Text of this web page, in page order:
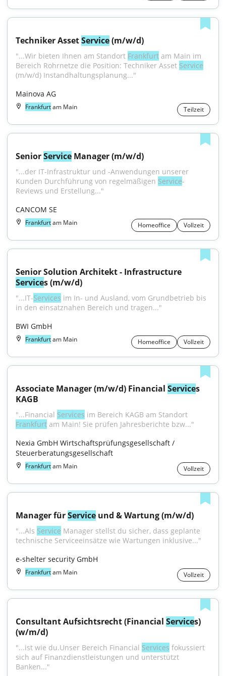
Techniker Asset Service (m/w/d)
"...Wir bieten Ihnen am Standort Frankfurt am Main im
Bereich Rohrnetze die Position: Techniker Asset Service
(m/w/d) Instandhaltungsplanung..."
Mainova AG
Frankfurtam Main Teilzeit
Senior Service Manager (m/w/d)
"...der IT-Infrastruktur und -Anwendungen unserer
Kunden Durchführung von regelmäßigen Service-
Reviews und Erstellung..."
CANCOM SE
Frankfurtam Main Homeoffice Vollzeit
Services (m/w/d)
"...IT-Services im In- und Ausland, vom Grundbetrieb bis
in den einsatznahen Bereich und tragen..."
BWI GmbH
Frankfurtam Main Homeoffice Vollzeit
Associate Manager (m/w/d) Financial Services
KAGB
"...Financial Services
Frankfurt am Main! Sie prüfen Jahresberichte bzw..."
Nexia GmbH Wirtschaftsprüfungsgesellschaft /
Steuerberatungsgesellschaft
Frankfurtam Main Vollzeit
Manager für Service und & Wartung (m/w/d)
"...Als Service Manager stellst du sicher, dass geplante
technische Serviceeinsätze wie Wartungen inklusive..."
e-shelter security GmbH
Frankfurtam Main Vollzeit
Consultant Aufsichtsrecht (Financial Services)
(w/m/d)
"...ist wie du.Unser Bereich Financial Services fokussiert
sich auf Finanzdienstleistungen und unterstützt
Banken..."